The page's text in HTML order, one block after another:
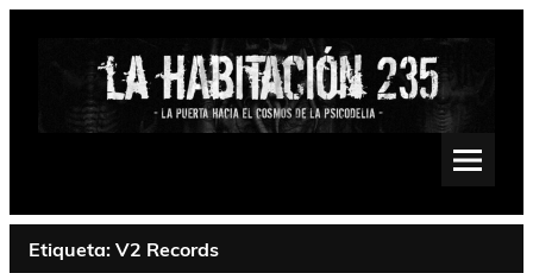
Saltar
Psychedelic, Stoner, Doom, Sludge, Fuzz, Space, Drone
Etiqueta: V2 Records